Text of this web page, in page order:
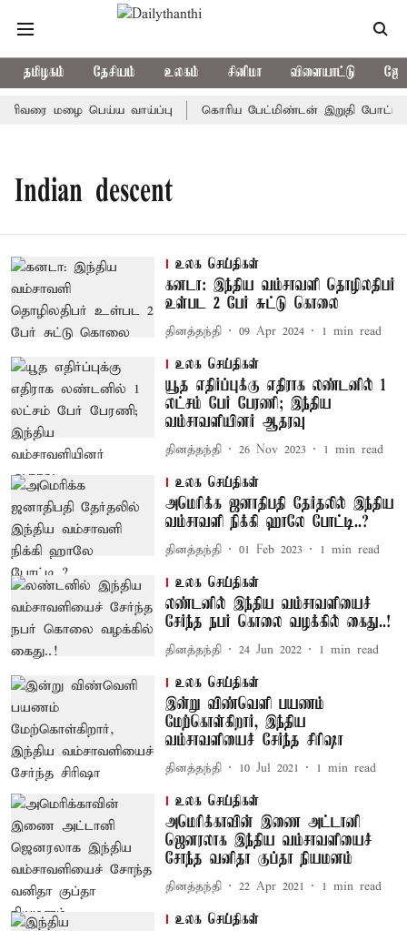
தமிழகம் தேசியம் உலகம் சினிமா விளையாட்டு
மழை பெய்ய வாய்ப்பு கொரிய பேட்மிண்டன் இறுதி
Indian descent
உலக செய்திகள்
கனடா: இந்திய வம்சாவளி தொழிலதிபர்
உள்பட 2 பேர் சுட்டு கொலை
தினத்தந்தி 09 Apr 2024 1 min read
உலக செய்திகள்
யூத எதிர்ப்புக்கு எதிராக லண்டனில் 1
லட்சம் பேர் பேரணி; இந்திய
வம்சாவளியினர் ஆதரவு
தினத்தந்தி 26 Nov 2023 1 min read
உலக செய்திகள்
அமெரிக்க ஜனாதிபதி தேர்தலில் இந்திய
வம்சாவளி நிக்கி ஹாலே போட்டி..?
தினத்தந்தி 01 Feb 2023 1 min read
உலக செய்திகள்
லண்டனில் இந்திய வம்சாவளியைச்
சேர்ந்த நபர் கொலை வழக்கில் கைது..!
தினத்தந்தி 24 Jun 2022 1 min read
உலக செய்திகள்
இன்று விண்வெளி பயணம்
மேற்கொள்கிறார், இந்திய
வம்சாவளியைச் சேர்ந்த சிரிஷா
தினத்தந்தி 10 Jul 2021 1 min read
உலக செய்திகள்
அமெரிக்காவின் இணை அட்டானி
ஜெனரலாக இந்திய வம்சாவளியைச்
சோந்த வனிதா குப்தா நியமனம்
தினத்தந்தி 22 Apr 2021 1 min read
உலக செய்திகள்